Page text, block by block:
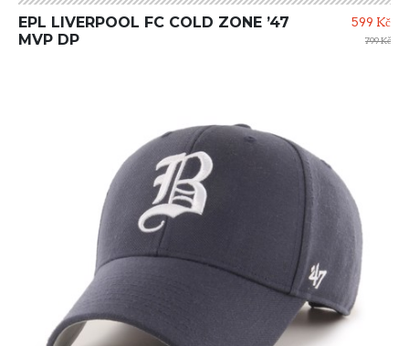
EPL LIVERPOOL FC COLD ZONE ’47
MVP DP
599 Kč
799 Kč